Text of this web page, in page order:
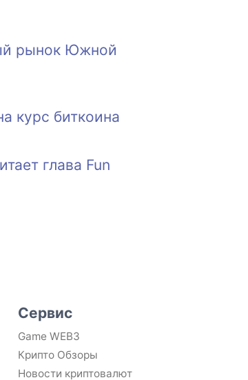
рынок Южной
курс биткоина
глава Fun
Сервис
Game WEB3
Крипто Обзоры
Новости криптовалют